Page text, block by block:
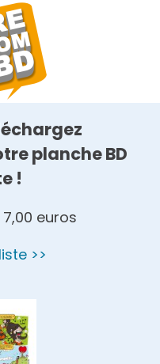
planche BD
!
euros
>>